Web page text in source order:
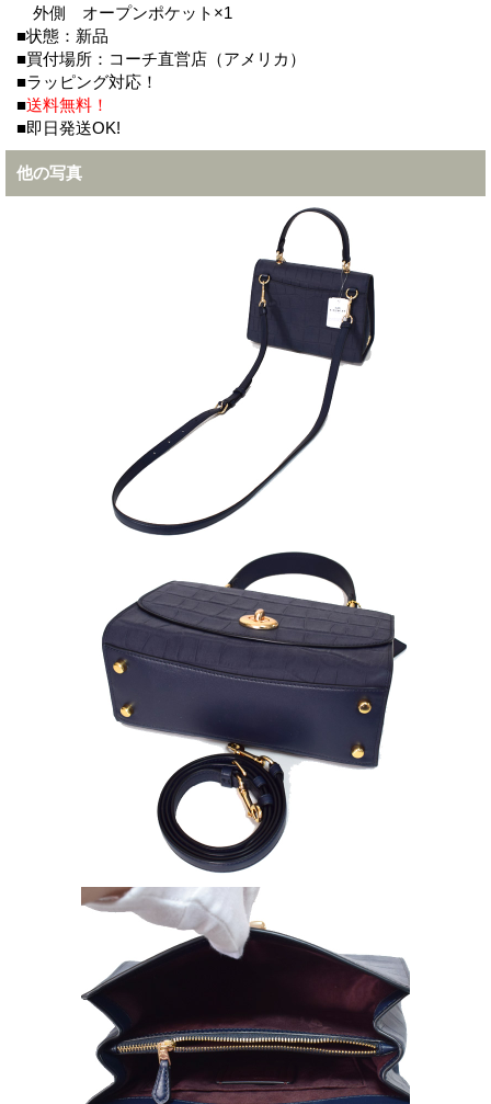
外側 オープンポケット×1
■状態：新品
■買付場所：コーチ直営店（アメリカ）
■ラッピング対応！
■送料無料！
■即日発送OK!
他の写真